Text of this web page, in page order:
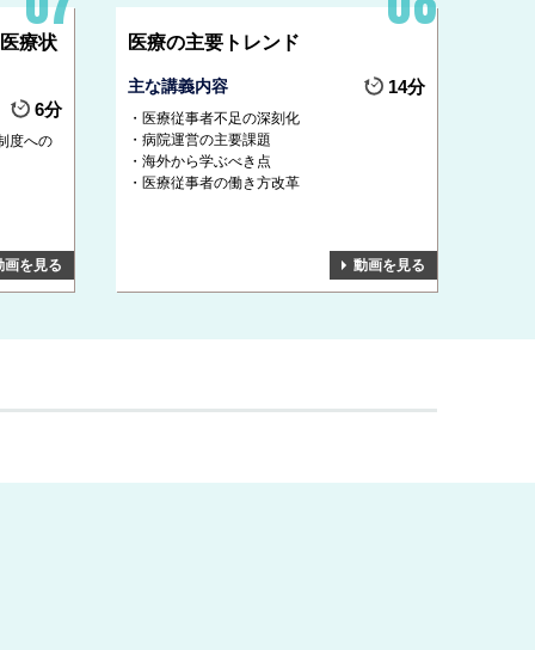
療状
6分
度への
画を見る
医療の主要トレンド
主な講義内容 14分
医療従事者不足の深刻化
病院運営の主要課題
海外から学ぶべき点
医療従事者の働き方改革
動画を見る